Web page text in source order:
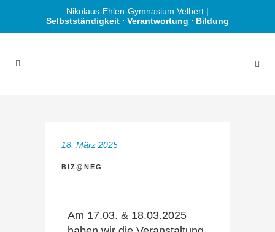
Nikolaus-Ehlen-Gymnasium Velbert |
Selbstständigkeit ∙ Verantwortung ∙ Bildung
18. März 2025
BIZ@NEG
Am 17.03. & 18.03.2025